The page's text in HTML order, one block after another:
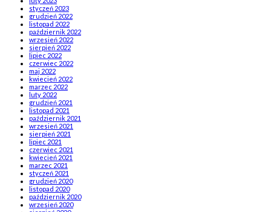
styczeń 2023
grudzień 2022
listopad 2022
październik 2022
wrzesień 2022
sierpień 2022
lipiec 2022
czerwiec 2022
maj 2022
kwiecień 2022
marzec 2022
luty 2022
grudzień 2021
listopad 2021
październik 2021
wrzesień 2021
sierpień 2021
lipiec 2021
czerwiec 2021
kwiecień 2021
marzec 2021
styczeń 2021
grudzień 2020
listopad 2020
październik 2020
wrzesień 2020